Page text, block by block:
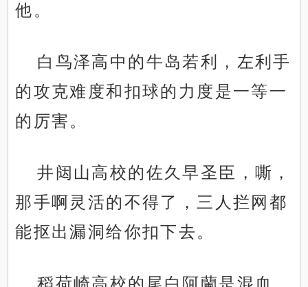
他。
白鸟泽高中的牛岛若利，左利手
的攻克难度和扣球的力度是一等一
的厉害。
井闼山高校的佐久早圣臣，嘶，
那手啊灵活的不得了，三人拦网都
能抠出漏洞给你扣下去。
稻荷崎高校的尾白阿蘭是混血